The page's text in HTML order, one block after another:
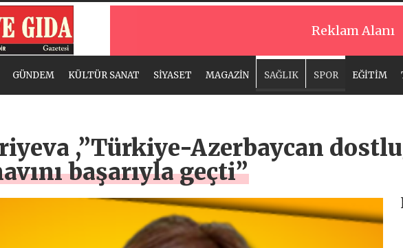
Reklam Alanı
GÜNDEM KÜLTÜR SANAT SİYASET MAGAZİN SAĞLIK SPOR EĞİTİM
,”Türkiye-Azerbaycan
başarıyla geçti”